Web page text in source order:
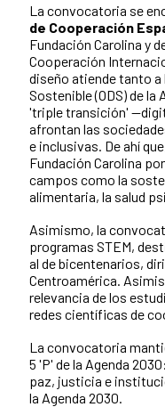
La convocatoria se
de Cooperación
Fundación Carolina y
Cooperación
diseño atiende tanto a
Sostenible (ODS) de
'triple transición'
afrontan las
e inclusivas. De ahí
Fundación Carolina
campos como la
alimentaria, la salud
Asimismo, la
programas STEM,
al de bicentenarios,
Centroamérica.
relevancia de los
redes científicas de
La convocatoria
5 'P' de la Agenda
paz, justicia e
la Agenda 2030.